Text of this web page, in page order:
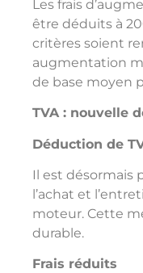
Les frais
être déduits à
critères soient
augmentation
de base moyen
TVA : nouvelle
Déduction de
Il est désormais
l’achat et
moteur. Cette
durable.
Frais réduits